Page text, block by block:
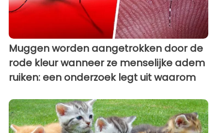
Muggen worden aangetrokken door de
rode kleur wanneer ze menselijke adem
ruiken: een onderzoek legt uit waarom